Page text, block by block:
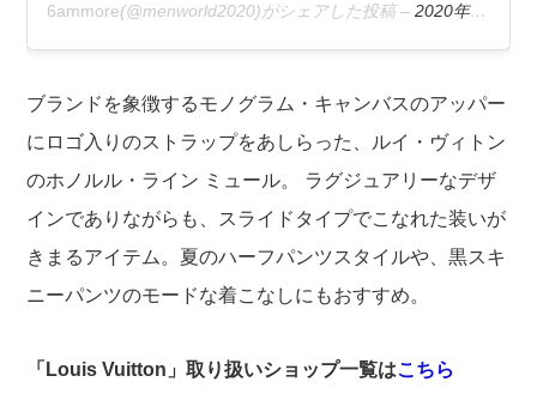
6ammore(@menworld2020)がシェアした投稿 –2020年 5月月9日午前2時48分PDT
ブランドを象徴するモノグラム・キャンバスのアッパー
にロゴ入りのストラップをあしらった、ルイ・ヴィトン
のホノルル・ライン ミュール。 ラグジュアリーなデザ
インでありながらも、スライドタイプでこなれた装いが
きまるアイテム。夏のハーフパンツスタイルや、黒スキ
ニーパンツのモードな着こなしにもおすすめ。
「Louis Vuitton」取り扱いショップ一覧はこちら